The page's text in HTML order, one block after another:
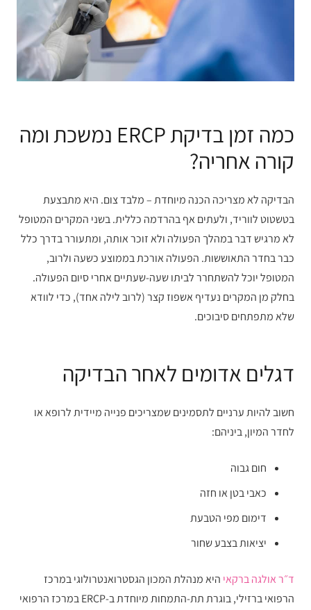
כמה זמן בדיקת ERCP נמשכת ומה
קורה אחריה?
הבדיקה לא מצריכה הכנה מיוחדת – מלבד צום. היא מתבצעת
בטשטוט לווריד, ולעתים אף בהרדמה כללית. בשני המקרים המטופל
לא מרגיש דבר במהלך הפעולה ולא זוכר אותה, ומתעורר בדרך כלל
כבר בחדר התאוששות. הפעולה אורכת בממוצע כשעה ולרוב,
המטופל יוכל להשתחרר לביתו שעה-שעתיים אחרי סיום הפעולה.
בחלק מן המקרים נעדיף אשפוז קצר (לרוב לילה אחד), כדי לוודא
שלא מתפתחים סיבוכים.
דגלים אדומים לאחר הבדיקה
חשוב להיות ערניים לתסמינים שמצריכים פנייה מיידית לרופא או
לחדר המיון, ביניהם:
חום גבוה
כאבי בטן או חזה
דימום מפי הטבעת
יציאות בצבע שחור
ד״ר אולגה ברקאי היא מנהלת המכון הגסטרואנטרולוגי במרכז
הרפואי ברזילי, בוגרת תת-התמחות מיוחדת ב-ERCP במרכז הרפואי